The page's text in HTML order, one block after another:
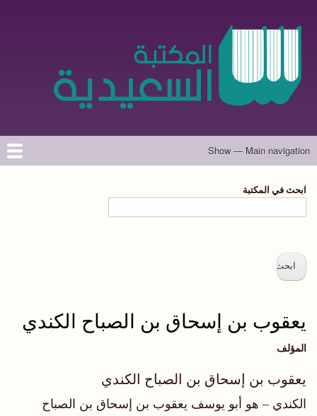
الرئيسي
Main
Show — Main navigation
الرئيسية
المؤلفون
تواصل معنا
حول الموقع
ابحث في المكتبة
يعقوب بن إسحاق بن الصباح الكندي
المؤلف
يعقوب بن إسحاق بن الصباح الكندي
الكندي – هو أبو يوسف يعقوب بن إسحاق بن الصباح